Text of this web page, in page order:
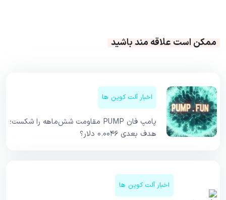
ممکن است علاقه مند باشید
اخبار آلت کوین ها
پامپ فان PUMP مقاومت شش‌ماهه را شکست؛
هدف بعدی ۰.۰۰۴۶ دلار؟
اخبار آلت کوین ها